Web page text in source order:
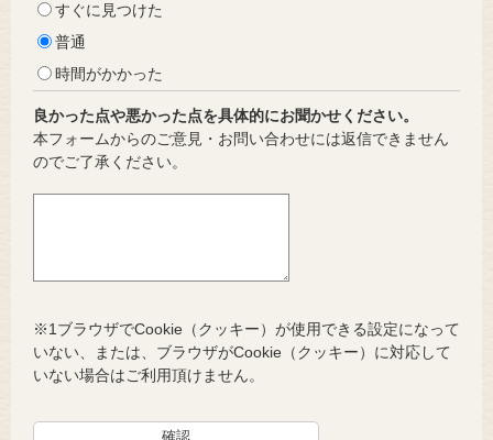
すぐに見つけた
普通
時間がかかった
良かった点や悪かった点を具体的にお聞かせください。
本フォームからのご意見・お問い合わせには返信できません
のでご了承ください。
※1ブラウザでCookie（クッキー）が使用できる設定になって
いない、または、ブラウザがCookie（クッキー）に対応して
いない場合はご利用頂けません。